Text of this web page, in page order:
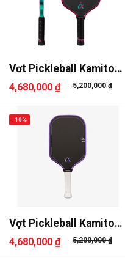
Vơt Pickleball Kamito
Alpha-..
4,680,000 ₫ 5,200,000 ₫
Vợt Pickleball Kamito
Alpha-..
4,680,000 ₫ 5,200,000 ₫
-10%